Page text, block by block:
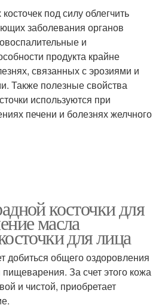
под силу облегчить
заболевания органов
и
продукта крайне
связанных с эрозиями и
Также полезные свойства
используются при
печени и болезнях желчного
косточки для
масла
для лица
добиться общего оздоровления
За счет этого кожа
и чистой, приобретает